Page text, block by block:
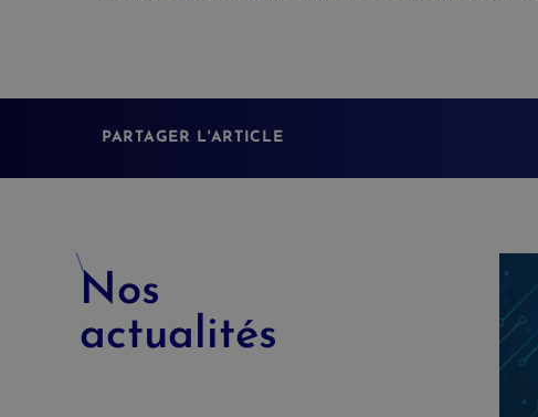
PARTAGER L'ARTICLE
Nos
actualités